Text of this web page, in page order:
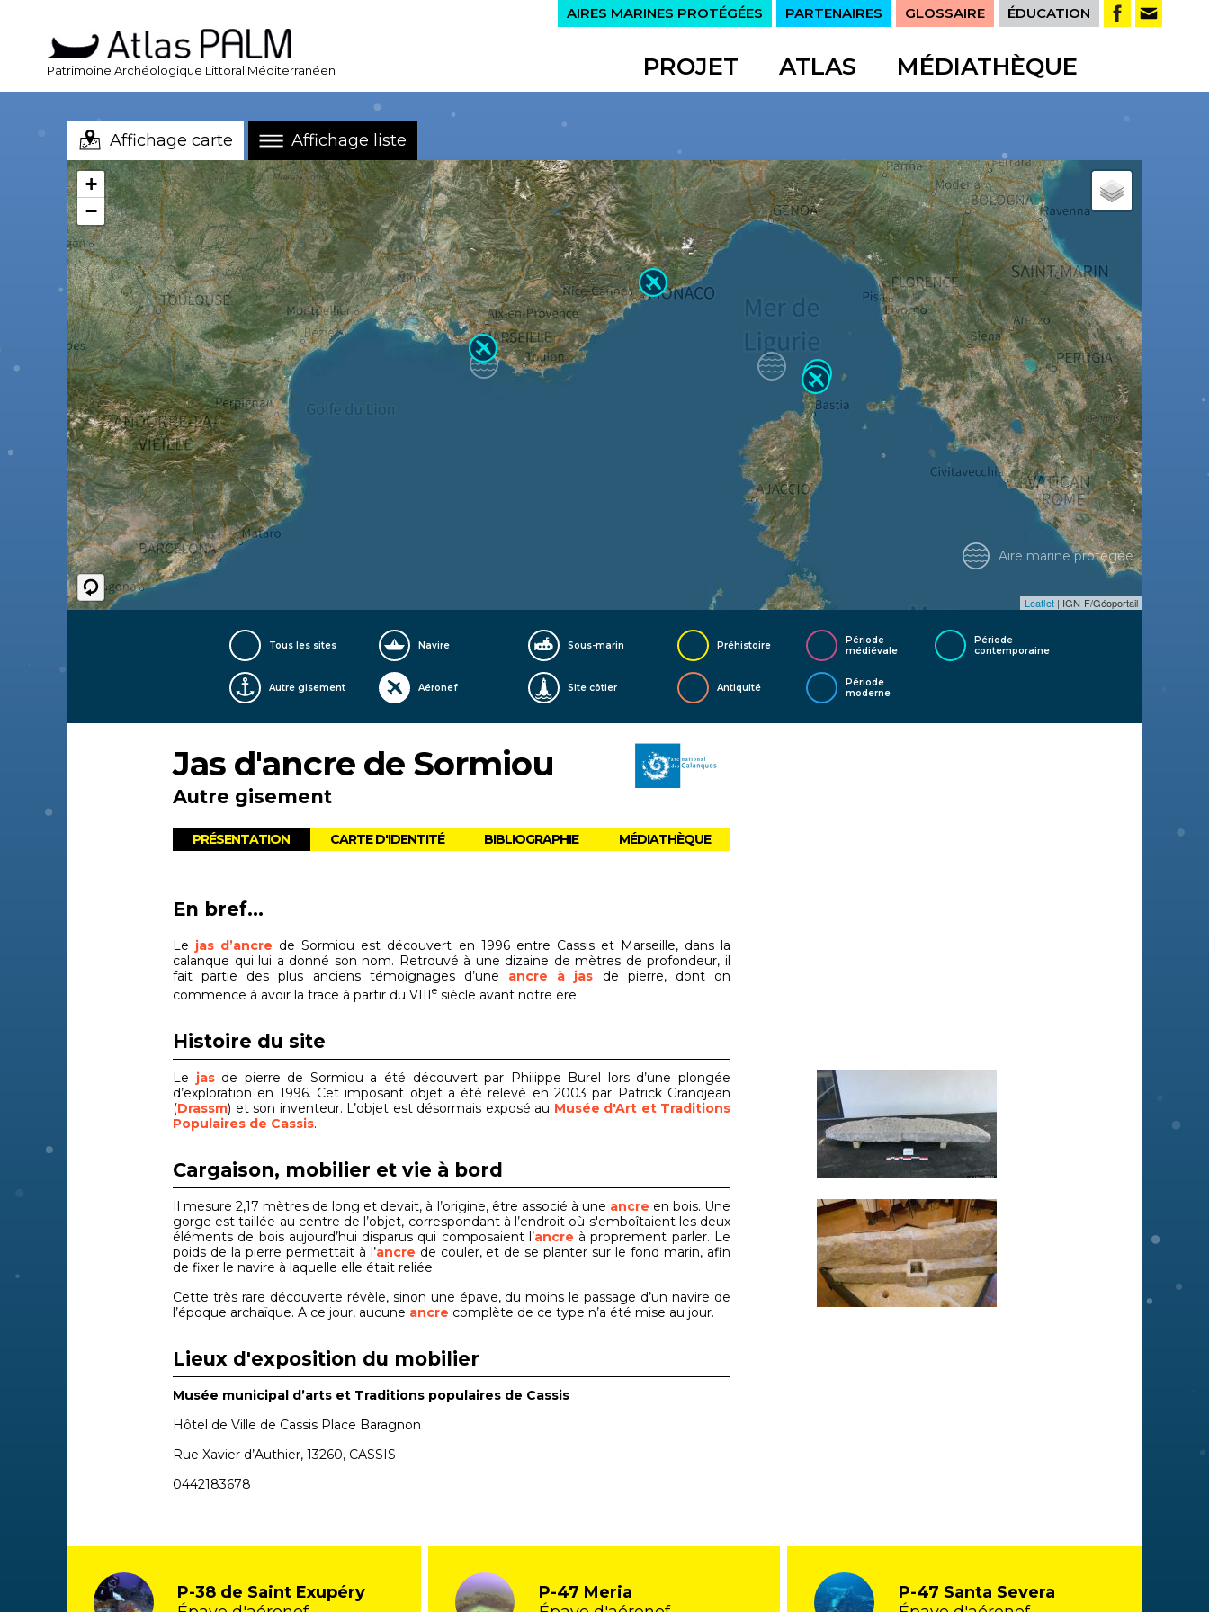
Patrimoine Archéologique Littoral Méditerranéen
AIRES MARINES PROTÉGÉES PARTENAIRES GLOSSAIRE ÉDUCATION
PROJET ATLAS MÉDIATHÈQUE
Affichage carte Affichage liste
+
−
Leaflet | IGN-F/Géoportail
Aire marine protégée
Tous les sites Navire Sous-marin
Autre gisement Aéronef Site côtier
Préhistoire
Période
médiévale
Période
contemporaine
Antiquité
Période
moderne
Jas d'ancre de Sormiou
Autre gisement
PRÉSENTATION CARTE D'IDENTITÉ BIBLIOGRAPHIE MÉDIATHÈQUE
En bref...
Le jas d’ancre de Sormiou est découvert en 1996 entre Cassis et Marseille, dans la
calanque qui lui a donné son nom. Retrouvé à une dizaine de mètres de profondeur, il
fait partie des plus anciens témoignages d’une ancre à jas de pierre, dont on
commence à avoir la trace à partir du VIIIe siècle avant notre ère.
Histoire du site
Le jasde pierre de Sormiou a été découvert par Philippe Burel lors d’une plongée
d’exploration en 1996. Cet imposant objet a été relevé en 2003 par Patrick Grandjean
(Drassm) et son inventeur. L’objet est désormais exposé au Musée d'Art et Traditions
Populaires de Cassis.
Cargaison, mobilier et vie à bord
Il mesure 2,17 mètres de long et devait, à l’origine, être associé à une ancre en bois. Une
gorge est taillée au centre de l’objet, correspondant à l’endroit où s'emboîtaient les deux
éléments de bois aujourd’hui disparus qui composaient l’ancre à proprement parler. Le
poids de la pierre permettait à l’ancre de couler, et de se planter sur le fond marin, afin
de fixer le navire à laquelle elle était reliée.
Cette très rare découverte révèle, sinon une épave, du moins le passage d’un navire de
l’époque archaïque. A ce jour, aucune ancre complète de ce type n’a été mise au jour.
Lieux d'exposition du mobilier
Musée municipal d’arts et Traditions populaires de Cassis
Hôtel de Ville de Cassis Place Baragnon
Rue Xavier d’Authier, 13260, CASSIS
0442183678
P-38 de Saint Exupéry
P-47 Meria
P-47 Santa Severa